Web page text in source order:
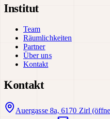
Institut
Team
Räumlichkeiten
Partner
Über uns
Kontakt
Kontakt
Auergasse 8a, 6170 Zirl